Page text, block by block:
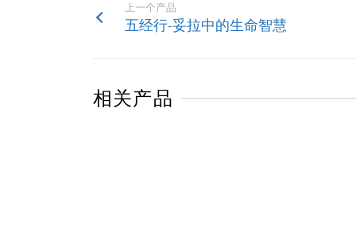
上一个产品
五经行-妥拉中的生命智慧
相关产品